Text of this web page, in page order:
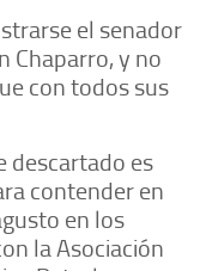
el senador
Chaparro, y no
con todos sus
descartado es
contender en
en los
la Asociación